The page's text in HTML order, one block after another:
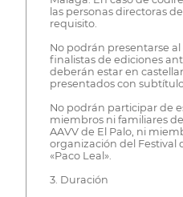
las personas directoras
requisito.
No podrán presentarse al
finalistas de ediciones
deberán estar en
presentados con
No podrán participar de
miembros ni familiares
AAVV de El Palo, ni
organización del Festival
«Paco Leal».
3. Duración